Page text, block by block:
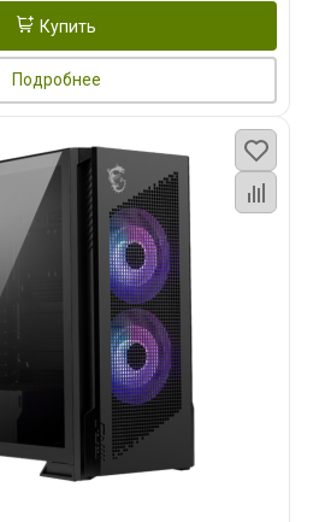
Купить
Подробнее